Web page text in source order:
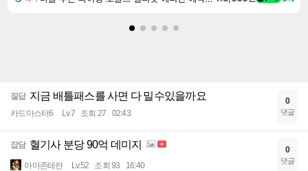
질답 지금 배틀패스를 사면 다 밀수있을까요
카드마스터6 Lv.7 조회 27 02:43
0
댓글
잡담 혈기사 분당 90억 데미지
아마존테란 Lv.52 조회 93 16:40
0
댓글